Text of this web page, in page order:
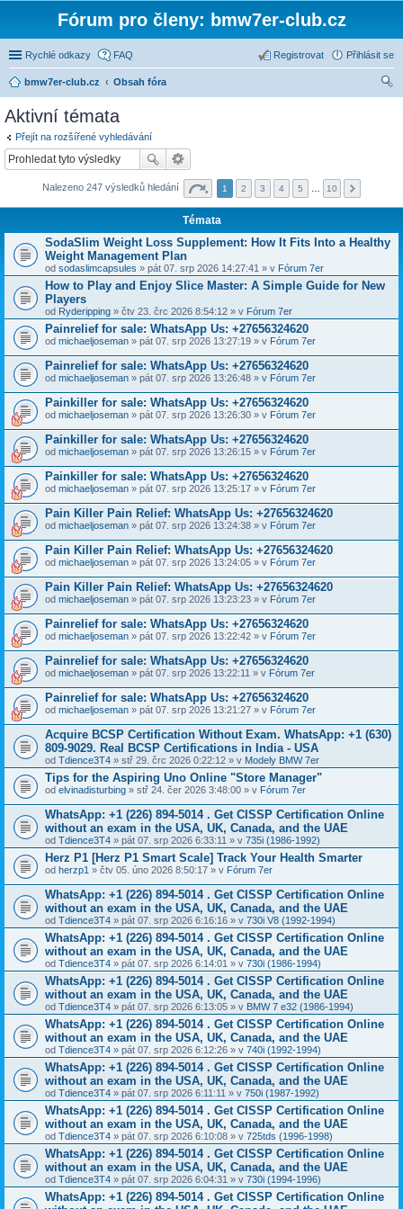
Fórum pro členy: bmw7er-club.cz
Rychlé odkazy FAQ Přihlásit se
Registrovat
bmw7er-club.cz
Obsah fóra
Aktivní témata
Přejít na rozšířené vyhledávání
Nalezeno 247 výsledků hledání 1 2 3 4 5 10
Témata
SodaSlim Weight Loss Supplement: How It Fits Into a Healthy
Weight Management Plan
od sodaslimcapsules » pát 07. srp 2026 14:27:41 » v Fórum 7er
How to Play and Enjoy Slice Master: A Simple Guide for New
Players
od Ryderipping » čtv 23. črc 2026 8:54:12 » v Fórum 7er
Painrelief for sale: WhatsApp Us: +27656324620
od michaeljoseman » pát 07. srp 2026 13:27:19 » v Fórum 7er
Painrelief for sale: WhatsApp Us: +27656324620
od michaeljoseman » pát 07. srp 2026 13:26:48 » v Fórum 7er
Painkiller for sale: WhatsApp Us: +27656324620
od michaeljoseman » pát 07. srp 2026 13:26:30 » v Fórum 7er
Painkiller for sale: WhatsApp Us: +27656324620
od michaeljoseman » pát 07. srp 2026 13:26:15 » v Fórum 7er
Painkiller for sale: WhatsApp Us: +27656324620
od michaeljoseman » pát 07. srp 2026 13:25:17 » v Fórum 7er
Pain Killer Pain Relief: WhatsApp Us: +27656324620
od michaeljoseman » pát 07. srp 2026 13:24:38 » v Fórum 7er
Pain Killer Pain Relief: WhatsApp Us: +27656324620
od michaeljoseman » pát 07. srp 2026 13:24:05 » v Fórum 7er
Pain Killer Pain Relief: WhatsApp Us: +27656324620
od michaeljoseman » pát 07. srp 2026 13:23:23 » v Fórum 7er
Painrelief for sale: WhatsApp Us: +27656324620
od michaeljoseman » pát 07. srp 2026 13:22:42 » v Fórum 7er
Painrelief for sale: WhatsApp Us: +27656324620
od michaeljoseman » pát 07. srp 2026 13:22:11 » v Fórum 7er
Painrelief for sale: WhatsApp Us: +27656324620
od michaeljoseman » pát 07. srp 2026 13:21:27 » v Fórum 7er
Acquire BCSP Certification Without Exam. WhatsApp: +1 (630)
809-9029. Real BCSP Certifications in India - USA
od Tdience3T4 » stř 29. črc 2026 0:22:12 » v Modely BMW 7er
Tips for the Aspiring Uno Online "Store Manager"
od elvinadisturbing » stř 24. čer 2026 3:48:00 » v Fórum 7er
WhatsApp: +1 (226) 894-5014​ . Get CISSP Certification Online
without an exam in the USA, UK, Canada, and the UAE
od Tdience3T4 » pát 07. srp 2026 6:33:11 » v 735i (1986-1992)
Herz P1 [Herz P1 Smart Scale] Track Your Health Smarter
od herzp1 » čtv 05. úno 2026 8:50:17 » v Fórum 7er
WhatsApp: +1 (226) 894-5014​ . Get CISSP Certification Online
without an exam in the USA, UK, Canada, and the UAE
od Tdience3T4 » pát 07. srp 2026 6:16:16 » v 730i V8 (1992-1994)
WhatsApp: +1 (226) 894-5014​ . Get CISSP Certification Online
without an exam in the USA, UK, Canada, and the UAE
od Tdience3T4 » pát 07. srp 2026 6:14:01 » v 730i (1986-1994)
WhatsApp: +1 (226) 894-5014​ . Get CISSP Certification Online
without an exam in the USA, UK, Canada, and the UAE
od Tdience3T4 » pát 07. srp 2026 6:13:05 » v BMW 7 e32 (1986-1994)
WhatsApp: +1 (226) 894-5014​ . Get CISSP Certification Online
without an exam in the USA, UK, Canada, and the UAE
od Tdience3T4 » pát 07. srp 2026 6:12:26 » v 740i (1992-1994)
WhatsApp: +1 (226) 894-5014​ . Get CISSP Certification Online
without an exam in the USA, UK, Canada, and the UAE
od Tdience3T4 » pát 07. srp 2026 6:11:11 » v 750i (1987-1992)
WhatsApp: +1 (226) 894-5014​ . Get CISSP Certification Online
without an exam in the USA, UK, Canada, and the UAE
od Tdience3T4 » pát 07. srp 2026 6:10:08 » v 725tds (1996-1998)
WhatsApp: +1 (226) 894-5014​ . Get CISSP Certification Online
without an exam in the USA, UK, Canada, and the UAE
od Tdience3T4 » pát 07. srp 2026 6:04:31 » v 730i (1994-1996)
WhatsApp: +1 (226) 894-5014​ . Get CISSP Certification Online